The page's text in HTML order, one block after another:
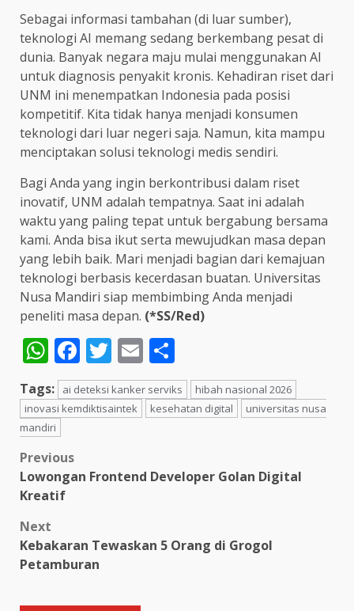
Sebagai informasi tambahan (di luar sumber),
teknologi AI memang sedang berkembang pesat di
dunia. Banyak negara maju mulai menggunakan AI
untuk diagnosis penyakit kronis. Kehadiran riset dari
UNM ini menempatkan Indonesia pada posisi
kompetitif. Kita tidak hanya menjadi konsumen
teknologi dari luar negeri saja. Namun, kita mampu
menciptakan solusi teknologi medis sendiri.
Bagi Anda yang ingin berkontribusi dalam riset
inovatif, UNM adalah tempatnya. Saat ini adalah
waktu yang paling tepat untuk bergabung bersama
kami. Anda bisa ikut serta mewujudkan masa depan
yang lebih baik. Mari menjadi bagian dari kemajuan
teknologi berbasis kecerdasan buatan. Universitas
Nusa Mandiri siap membimbing Anda menjadi
peneliti masa depan. (*SS/Red)
WhatsApp
Facebook
Twitter
Email
Tags: ai deteksi kanker serviks
hibah nasional 2026
inovasi kemdiktisaintek
kesehatan digital
universitas nusa
mandiri
Post
navigation
Previous
Lowongan Frontend Developer Golan Digital
Kreatif
Next
Kebakaran Tewaskan 5 Orang di Grogol
Petamburan